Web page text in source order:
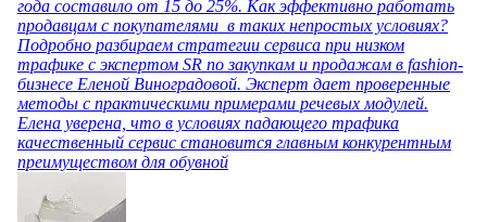
года составило от 15 до 25%. Как эффективно работать
продавцам с покупателями в таких непростых условиях?
Подробно разбираем стратегии сервиса при низком
трафике с экспертом SR по закупкам и продажам в fashion-
бизнесе Еленой Виноградовой. Эксперт дает проверенные
методы с практическими примерами речевых модулей.
Елена уверена, что в условиях падающего трафика
качественный сервис становится главным конкурентным
преимуществом для обувной